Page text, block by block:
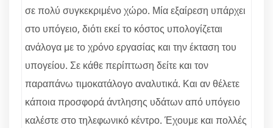
σε πολύ συγκεκριμένο χώρο. Μία εξαίρεση υπάρχει
στο υπόγειο, διότι εκεί το κόστος υπολογίζεται
ανάλογα με το χρόνο εργασίας και την έκταση του
υπογείου. Σε κάθε περίπτωση δείτε και τον
παραπάνω τιμοκατάλογο αναλυτικά. Και αν θέλετε
κάποια προσφορά άντλησης υδάτων από υπόγειο
καλέστε στο τηλεφωνικό κέντρο. Έχουμε και πολλές